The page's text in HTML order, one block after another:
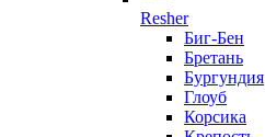
Resher
Биг-Бен
Бретань
Бургундия
Глоуб
Корсика